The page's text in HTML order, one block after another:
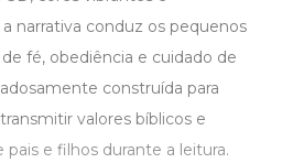
narrativa conduz os pequenos
fé, obediência e cuidado de
construída para
valores bíblicos e
e filhos durante a leitura.